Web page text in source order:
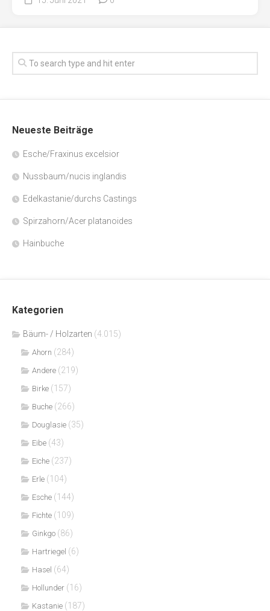
Neueste Beiträge
Esche/Fraxinus excelsior
Nussbaum/nucis inglandis
Edelkastanie/durchs Castings
Spirzahorn/Acer platanoides
Hainbuche
Kategorien
Bäum- / Holzarten (4.015)
Ahorn (284)
Andere (219)
Birke (157)
Buche (266)
Douglasie (35)
Eibe (43)
Eiche (237)
Erle (104)
Esche (144)
Fichte (109)
Ginkgo (86)
Hartriegel (6)
Hasel (64)
Hollunder (16)
Kastanie (187)